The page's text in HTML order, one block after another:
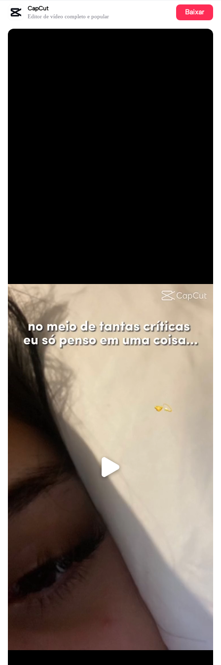
CapCut
Editor de vídeo completo e popular Baixar